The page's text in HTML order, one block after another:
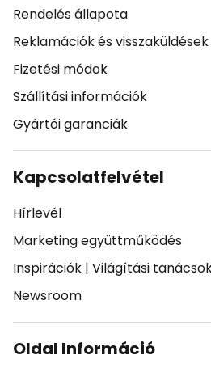
Rendelés állapota
Reklamációk és visszaküldések
Fizetési módok
Szállítási információk
Gyártói garanciák
Kapcsolatfelvétel
Hírlevél
Marketing együttműködés
Inspirációk | Világítási
Newsroom
Oldal Információ